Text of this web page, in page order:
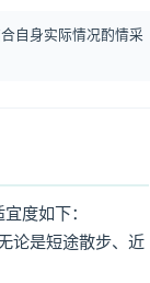
自身实际情况酌情采
度如下：
论是短途散步、近